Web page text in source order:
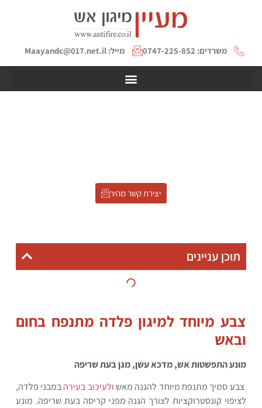
משרדים: 0747-225-852 מייל: Maayandc@017.net.il
יצירת קשר מהיר
תוכן עניינים
צבע מיוחד למיגון פלדה מתנפח בחום
ובאש
מונע התפשטות אש, מדכא עשן, מגן בעת שריפה
צבע סמיך מתנפח מיוחד להגנה מאשולעיכוב בעירהבמבני פלדה,
לציפוי קונסטרוקציות לצורך הגנה מפני קריסה בעת שריפה. מונע